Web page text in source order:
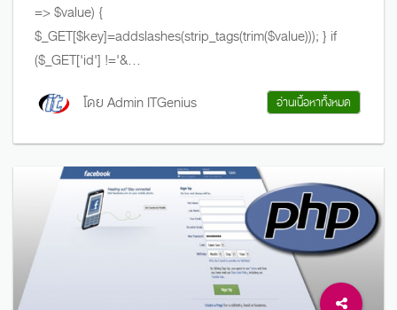
=> $value) {
$_GET[$key]=addslashes(strip_tags(trim($value))); } if
($_GET['id'] !='&...
โดย Admin ITGenius อ่านเนื้อหาทั้งหมด